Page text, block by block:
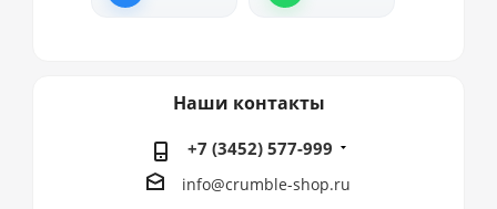
Наши контакты
+7 (3452) 577-999
info@crumble-shop.ru